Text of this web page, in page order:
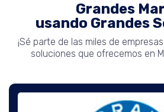
Grandes
usando Grandes
¡Sé parte de las miles de
soluciones que ofrecemos en